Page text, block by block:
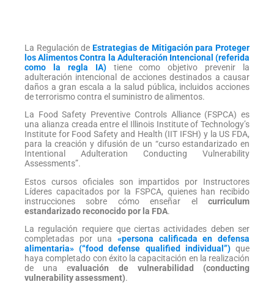
La Regulación deEstrategias de Mitigación para Proteger
los Alimentos Contra la Adulteración Intencional (referida
como la regla IA)tiene como objetivo prevenir la
adulteración intencional de acciones destinados a causar
daños a gran escala a la salud pública, incluidos acciones
de terrorismo contra el suministro de alimentos.
La Food Safety Preventive Controls Alliance (FSPCA) es
una alianza creada entre el Illinois Institute of Technology’s
Institute for Food Safety and Health (IIT IFSH) y la US FDA,
para la creación y difusión de un “curso estandarizado en
Intentional Adulteration Conducting Vulnerability
Assessments”.
Estos cursos oficiales son impartidos por Instructores
Líderes capacitados por la FSPCA, quienes han recibido
instrucciones sobre cómo enseñar el curriculum
estandarizado reconocido por la FDA.
La regulación requiere que ciertas actividades deben ser
completadas por una «persona calificada en defensa
alimentaria» (“food defense qualified individual”)que
haya completado con éxito la capacitación en la realización
de una evaluación de vulnerabilidad (conducting
vulnerability assessment).